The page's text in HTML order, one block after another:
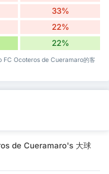
33%
22%
22%
FC Ocoteros de Cueramaro的客
de Cueramaro's 大球